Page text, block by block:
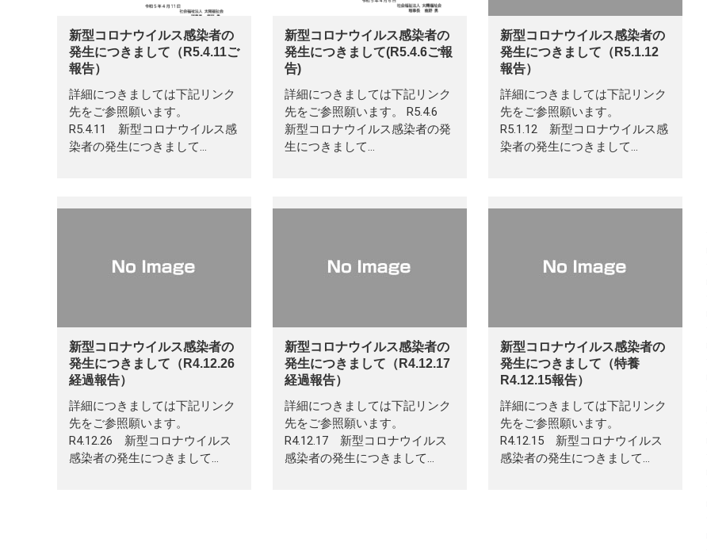
新型コロナウイルス感染者の
発生につきまして（R5.4.11ご
報告）
詳細につきましては下記リンク
先をご参照願います。
R5.4.11 新型コロナウイルス感
染者の発生につきまして…
新型コロナウイルス感染者の
発生につきまして(R5.4.6ご報
告)
詳細につきましては下記リンク
先をご参照願います。 R5.4.6
新型コロナウイルス感染者の発
生につきまして…
新型コロナウイルス感染者の
発生につきまして（R5.1.12
報告）
詳細につきましては下記リンク
先をご参照願います。
R5.1.12 新型コロナウイルス感
染者の発生につきまして…
新型コロナウイルス感染者の
発生につきまして（R4.12.26
経過報告）
詳細につきましては下記リンク
先をご参照願います。
R4.12.26 新型コロナウイルス
感染者の発生につきまして…
新型コロナウイルス感染者の
発生につきまして（R4.12.17
経過報告）
詳細につきましては下記リンク
先をご参照願います。
R4.12.17 新型コロナウイルス
感染者の発生につきまして…
新型コロナウイルス感染者の
発生につきまして（特養
R4.12.15報告）
詳細につきましては下記リンク
先をご参照願います。
R4.12.15 新型コロナウイルス
感染者の発生につきまして…